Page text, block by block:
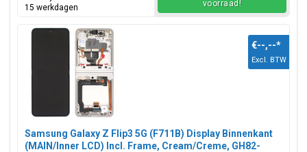
15 werkdagen
voorraad!
Samsung Galaxy Z Flip3 5G (F711B) Display Binnenkant
(MAIN/Inner LCD) Incl. Frame, Cream/Creme, GH82-
€--,--*
Excl. BTW